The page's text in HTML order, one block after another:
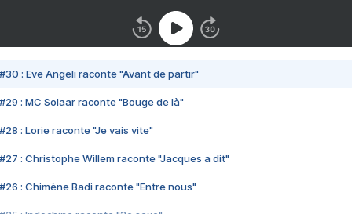
#30 : Eve Angeli raconte "Avant de partir"
#29 : MC Solaar raconte "Bouge de là"
#28 : Lorie raconte "Je vais vite"
#27 : Christophe Willem raconte "Jacques a dit"
#26 : Chimène Badi raconte "Entre nous"